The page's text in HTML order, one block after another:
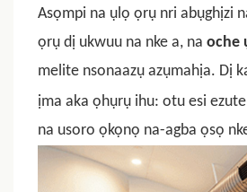
Asọmpi na ụlọ ọrụ nri abụghịzi
ọrụ dị ukwuu na nke a, na oche
melite nsonaazụ azụmahịa. Dị
ịma aka ọhụrụ ihu: otu esi
na usoro ọkọnọ na-agba ọsọ